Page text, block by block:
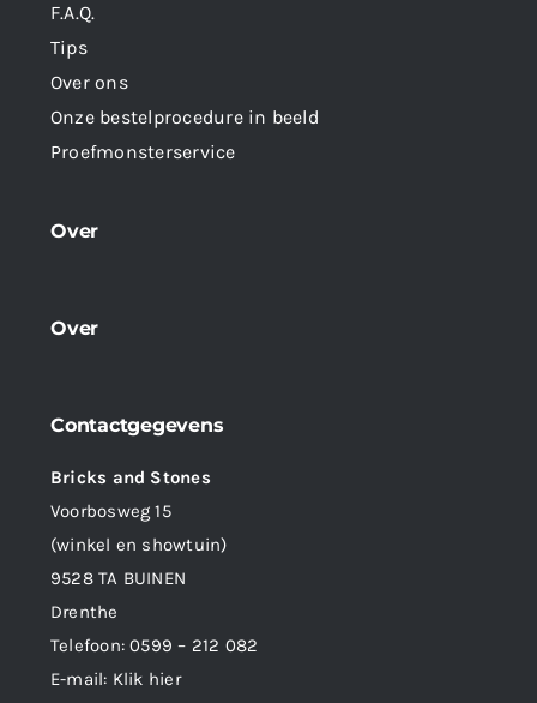
F.A.Q.
Tips
Over ons
Onze bestelprocedure in beeld
Proefmonsterservice
Over
Over
Contactgegevens
Bricks and Stones
Voorbosweg 15
(winkel en showtuin)
9528 TA BUINEN
Drenthe
Telefoon:0599 – 212 082
E-mail: Klik hier